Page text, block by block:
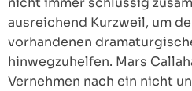
ausreichend Kurzweil, um
vorhandenen
hinwegzuhelfen. Mars
Vernehmen nach ein nicht